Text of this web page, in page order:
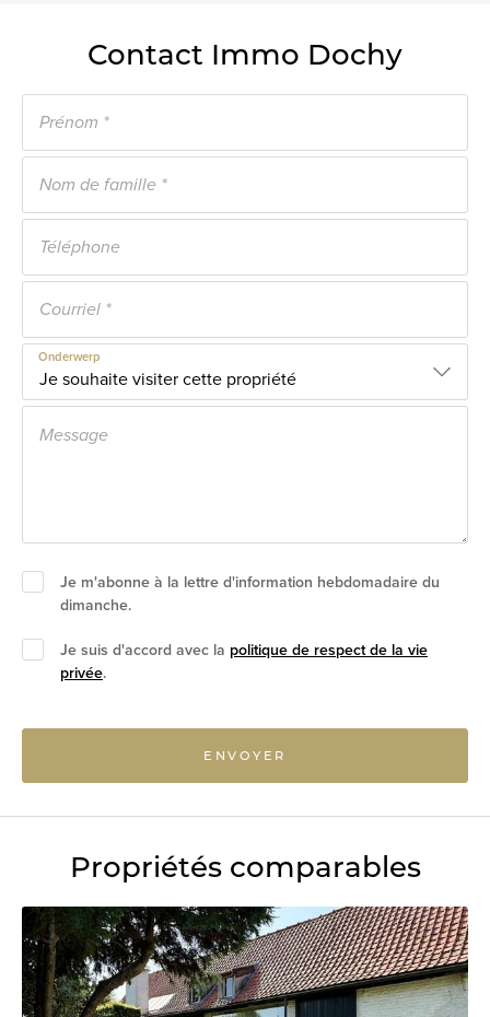
Contact Immo Dochy
Onderwerp
Je m'abonne à la lettre d'information hebdomadaire du
dimanche.
Je suis d'accord avec la politique de respect de la vie
privée.
ENVOYER
Propriétés comparables